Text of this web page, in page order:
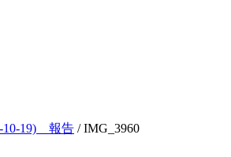
10-19) 報告 /IMG_3960